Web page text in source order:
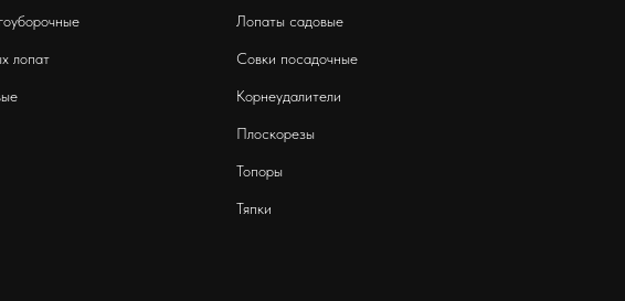
оуборочные
лопат
Лопаты садовые
Совки посадочные
Корнеудалители
Плоскорезы
Топоры
Тяпки